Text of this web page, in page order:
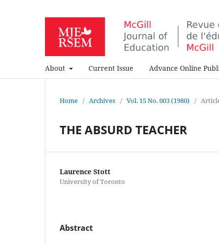
About Current Issue Advance Online
Home / Archives / Vol. 15 No. 003 (1980) /
THE ABSURD TEACHER
Laurence Stott
University of Toronto
Abstract